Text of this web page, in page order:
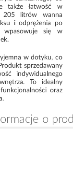
także łatwość w
205 litrów wanna
i odprężenia po
wpasowuje się w
w dotyku, co
sprzedawany
indywidualnego
To idealny
oraz
o